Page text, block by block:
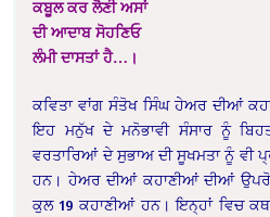
ਕਬੂਲ ਕਰ ਲੈਣੀ ਅਸਾਂ
ਦੀ ਆਦਾਬ ਸੋਹਣਿਓ
ਲੰਮੀ ਦਾਸਤਾਂ ਹੈ…।
ਕਵਿਤਾ ਵਾਂਗ ਸੰਤੋਖ ਸਿੰਘ ਹੇਅਰ ਦੀਆਂ
ਇਹ ਮਨੁੱਖ ਦੇ ਮਨੋਭਾਵੀ ਸੰਸਾਰ ਨੂੰ
ਵਰਤਾਰਿਆਂ ਦੇ ਸੁਭਾਅ ਦੀ ਸੂਖਮਤਾ ਨੂੰ ਵੀ
ਹਨ। ਹੇਅਰ ਦੀਆਂ ਕਹਾਣੀਆਂ ਦੀਆਂ
ਕੁਲ 19 ਕਹਾਣੀਆਂ ਹਨ। ਇਨ੍ਹਾਂ ਵਿਚ